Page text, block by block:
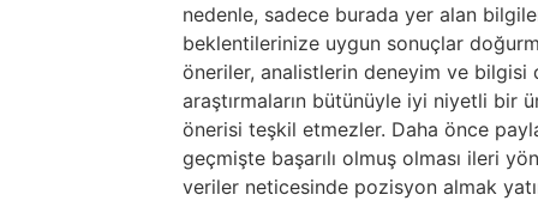
nedenle, sadece burada yer alan
beklentilerinize uygun sonuçlar
öneriler, analistlerin deneyim ve
araştırmaların bütünüyle iyi niyetli bir
önerisi teşkil etmezler. Daha önce
geçmişte başarılı olmuş olması ileri
veriler neticesinde pozisyon almak